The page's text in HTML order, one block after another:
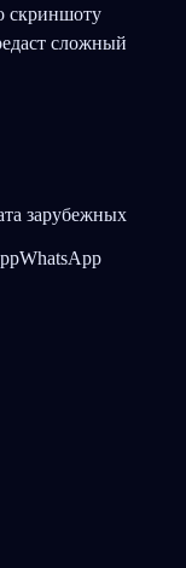
скриншоту
сложный
зарубежных
WhatsApp